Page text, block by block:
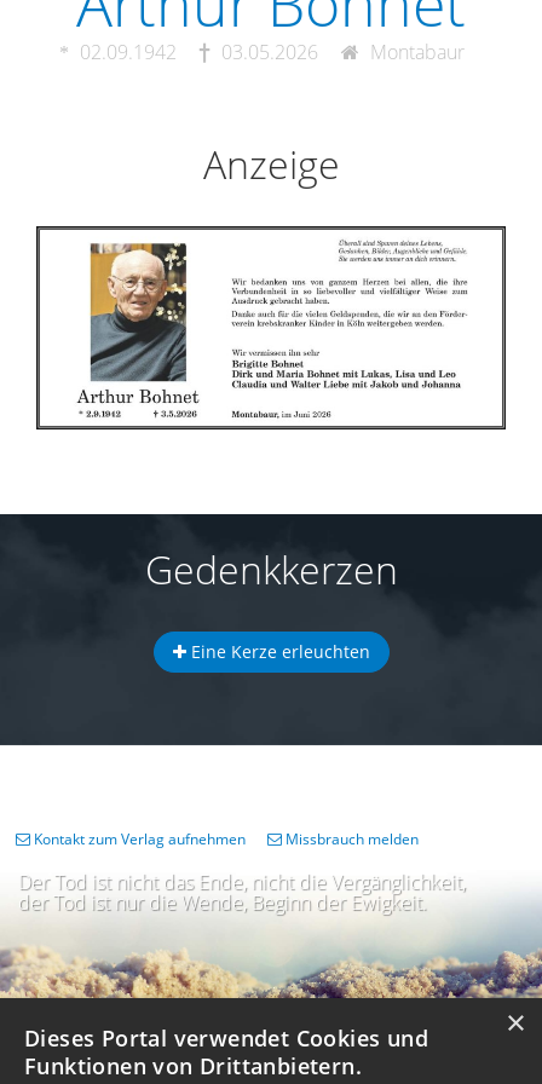
02.09.1942 03.05.2026 Montabaur
Anzeige
Gedenkkerzen
Eine Kerze erleuchten
Der Tod ist nicht das Ende, nicht die Vergänglichkeit,
der Tod ist nur die Wende, Beginn der Ewigkeit.
Kontakt zum Verlag aufnehmen Missbrauch melden
×
Dieses Portal verwendet Cookies und
Funktionen von Drittanbietern.